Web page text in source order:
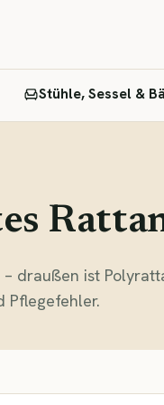
Stühle, Sessel &
draußen ist
Pflegefehler.